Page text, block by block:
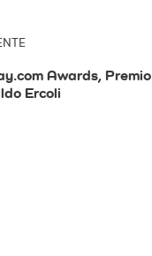
Awards, Premio
Ercoli